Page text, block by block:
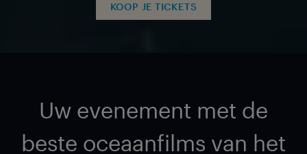
KOOP JE TICKETS
Uw evenement met de
beste oceaanfilms van het